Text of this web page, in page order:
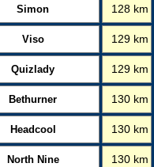
Simon 128 km
Viso 129 km
Quizlady 129 km
Bethurner 130 km
Headcool 130 km
North Nine 130 km